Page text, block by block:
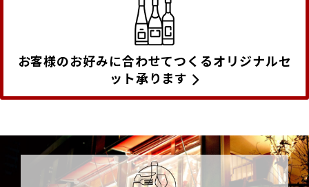
お客様のお好みに合わせてつくるオリジナルセ
ット承ります